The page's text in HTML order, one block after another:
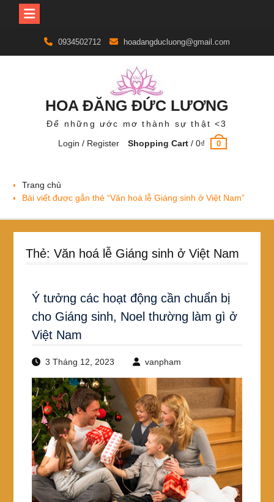
content
0934502712 hoadangducluong@gmail.com
HOA ĐĂNG ĐỨC LƯƠNG
Để những ước mơ thành sự thật <3
Login / Register
Shopping Cart /0₫ 0
Trang chủ
Bài viết được gắn thẻ “Văn hoá lễ Giáng sinh ở Việt Nam”
Thẻ: Văn hoá lễ Giáng sinh ở Việt Nam
Ý tưởng các hoạt động cần chuẩn bị
cho Giáng sinh, Noel thường làm gì ở
Việt Nam
3 Tháng 12, 2023 vanpham